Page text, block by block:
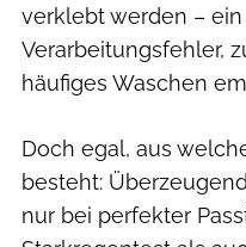
verklebt werden –
Verarbeitungsfehler,
häufiges Waschen
Doch egal, aus
besteht:
nur bei perfekter